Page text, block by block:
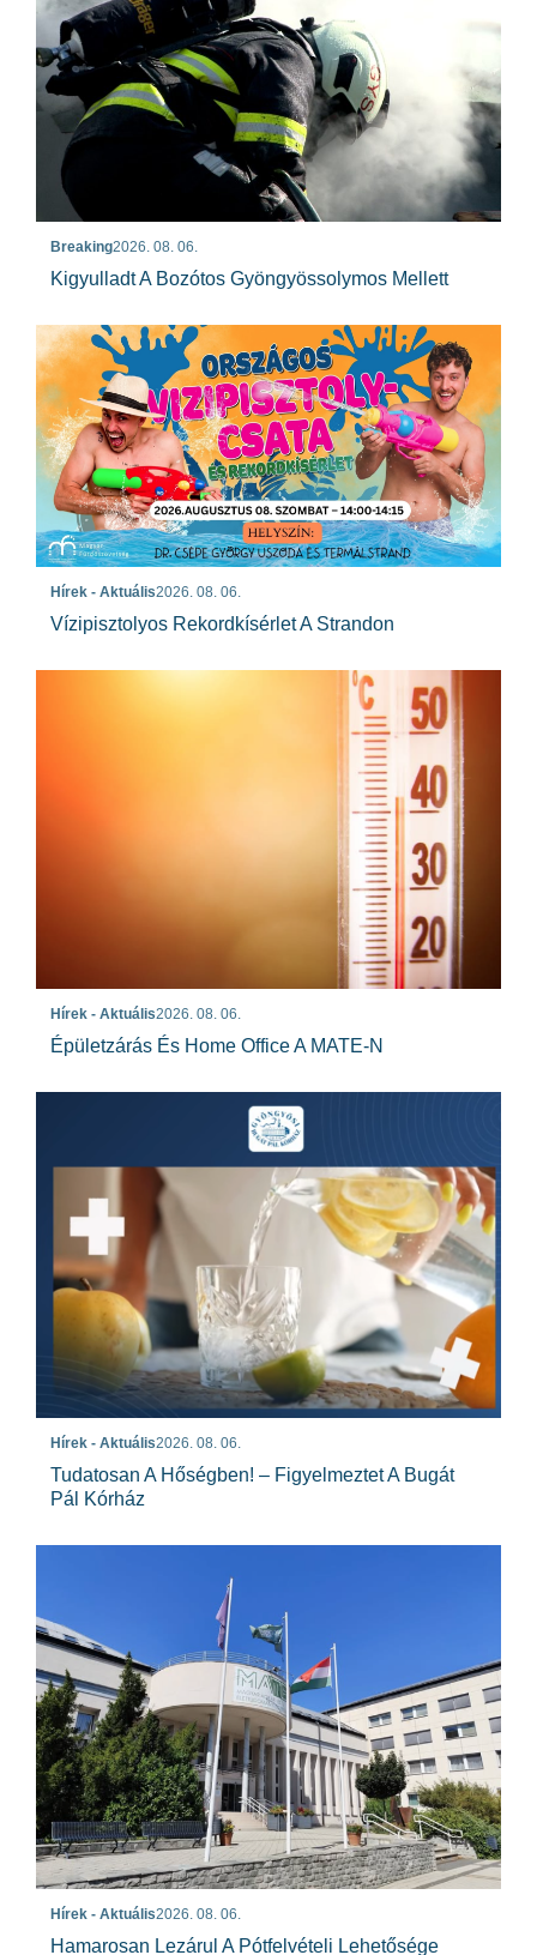
Breaking2026. 08. 06.
Kigyulladt A Bozótos Gyöngyössolymos Mellett
Hírek - Aktuális2026. 08. 06.
Vízipisztolyos Rekordkísérlet A Strandon
Hírek - Aktuális2026. 08. 06.
Épületzárás És Home Office A MATE-N
Hírek - Aktuális2026. 08. 06.
Tudatosan A Hőségben! – Figyelmeztet A Bugát
Pál Kórház
Hírek - Aktuális2026. 08. 06.
Hamarosan Lezárul A Pótfelvételi Lehetősége